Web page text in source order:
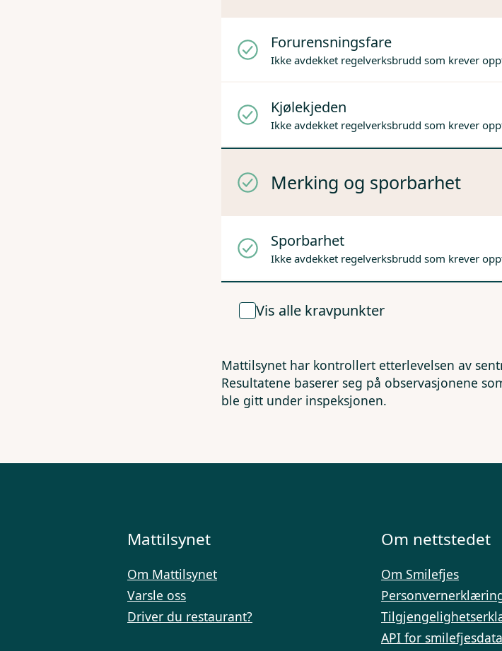
Forurensningsfare
Ikke avdekket regelverksbrudd som krever
Kjølekjeden
Ikke avdekket regelverksbrudd som krever
Merking og sporbarhet
Sporbarhet
Ikke avdekket regelverksbrudd som krever
Vis alle kravpunkter
Mattilsynet har kontrollert etterlevelsen av
Resultatene baserer seg på observasjonene
ble gitt under inspeksjonen.
Mattilsynet
Om Mattilsynet
Varsle oss
Driver du restaurant?
Om nettstedet
Om Smilefjes
API for smilefjesdata